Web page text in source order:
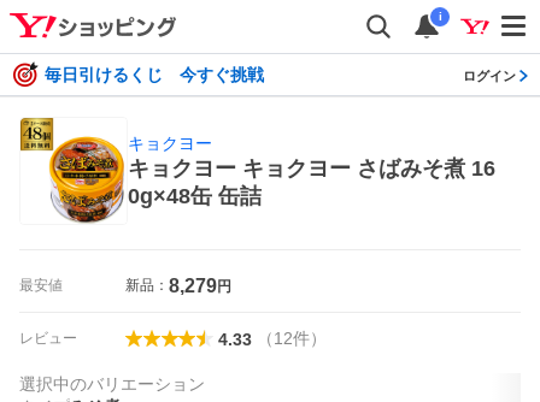
i
毎日引けるくじ 今すぐ挑戦 ログイン
キョクヨー
キョクヨー キョクヨー さばみそ煮 16
0g×48缶 缶詰
最安値 新品： 8,279円
レビュー 4.33 （12件）
選択中のバリエーション